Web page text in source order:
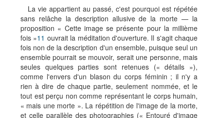
La vie appartient au passé, c'est pourquoi est répétée
sans relâche la description allusive de la morte — la
proposition « Cette image se présente pour la millième
fois »11 ouvrait la méditation d'ouverture. Il s'agit chaque
fois non de la description d'un ensemble, puisque seul un
ensemble pourrait se mouvoir, serait une personne, mais
seules quelques parties sont retenues (« détails »),
comme l'envers d'un blason du corps féminin ; il n'y a
rien à dire de chaque partie, seulement nommée, et le
tout est perçu non comme représentant le corps humain,
« mais une morte ». La répétition de l'image de la morte,
et celle parallèle des photographies (« Entouré d'image